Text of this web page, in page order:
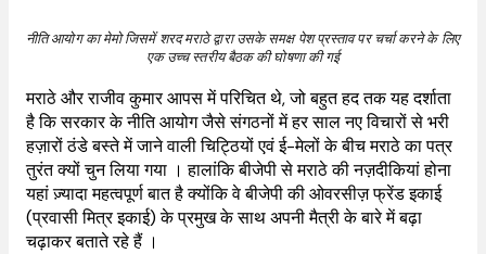
नीति आयोग का मेमो जिसमें शरद मराठे द्वारा उसके समक्ष पेश प्रस्ताव पर चर्चा करने के लिए
एक उच्च स्तरीय बैठक की घोषणा की गई
मराठे और राजीव कुमार आपस में परिचित थे, जो बहुत हद तक यह दर्शाता
है कि सरकार के नीति आयोग जैसे संगठनों में हर साल नए विचारों से भरी
हज़ारों ठंडे बस्ते में जाने वाली चिट्ठियों एवं ई-मेलों के बीच मराठे का पत्र
तुरंत क्यों चुन लिया गया । हालांकि बीजेपी से मराठे की नज़दीकियां होना
यहां ज़्यादा महत्वपूर्ण बात है क्योंकि वे बीजेपी की ओवरसीज़ फ्रेंड इकाई
(प्रवासी मित्र इकाई) के प्रमुख के साथ अपनी मैत्री के बारे में बढ़ा
चढ़ाकर बताते रहे हैं ।